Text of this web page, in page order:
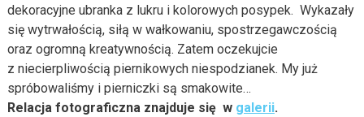
dekoracyjne ubranka z lukru i kolorowych posypek. Wykazały
się wytrwałością, siłą w wałkowaniu, spostrzegawczością
oraz ogromną kreatywnością. Zatem oczekujcie
z niecierpliwością piernikowych niespodzianek. My już
spróbowaliśmy i pierniczki są smakowite…
Relacja fotograficzna znajduje się w galerii.